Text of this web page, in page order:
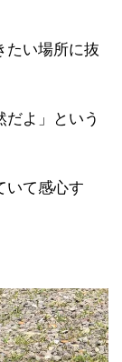
たい場所に抜
だよ」という
いて感心す